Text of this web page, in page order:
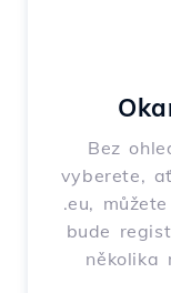
Bez
vyberete,
.eu,
bude
několika